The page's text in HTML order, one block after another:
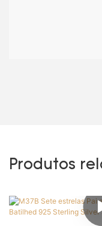
Produtos